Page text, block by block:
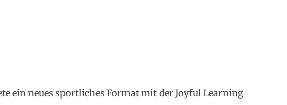
ein neues sportliches Format mit der Joyful Learning